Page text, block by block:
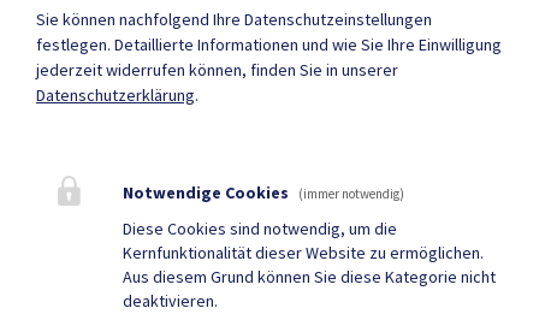
Heute , Geschlossen
Amtsstunden
Quicklinks
Sie können nachfolgend Ihre Datenschutzeinstellungen
festlegen. Detaillierte Informationen und wie Sie Ihre Einwilligung
jederzeit widerrufen können, finden Sie in unserer
Datenschutzerklärung.
Notwendige Cookies (immer notwendig)
Diese Cookies sind notwendig, um die
Kernfunktionalität dieser Website zu ermöglichen.
Aus diesem Grund können Sie diese Kategorie nicht
deaktivieren.